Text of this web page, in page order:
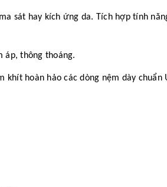
sát hay kích ứng da. Tích hợp tính
áp, thông thoáng.
hoàn hảo các dòng nệm dày chuẩn